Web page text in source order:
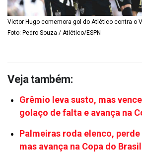
Victor Hugo comemora gol do Atlético contra o
Foto: Pedro Souza / Atlético/ESPN
Veja também:
Grêmio leva susto, mas
golaço de falta e avança na
Palmeiras roda elenco,
mas avança na Copa do Brasil